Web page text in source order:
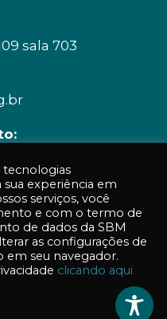
sala 703
página: 255
de Matemática
tecnologias
experiência em
serviços, você
e com o termo de
de dados da SBM
as configurações de
seu navegador.
clicando aqui